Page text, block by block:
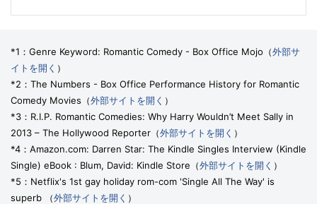
*1：Genre Keyword: Romantic Comedy - Box Office Mojo（外部サ
イトを開く ）
*2：The Numbers - Box Office Performance History for Romantic
Comedy Movies（外部サイトを開く ）
*3：R.I.P. Romantic Comedies: Why Harry Wouldn’t Meet Sally in
2013 – The Hollywood Reporter（外部サイトを開く ）
*4：Amazon.com: Darren Star: The Kindle Singles Interview (Kindle
Single) eBook : Blum, David: Kindle Store（外部サイトを開く ）
*5：Netflix's 1st gay holiday rom-com 'Single All The Way' is
superb （外部サイトを開く ）